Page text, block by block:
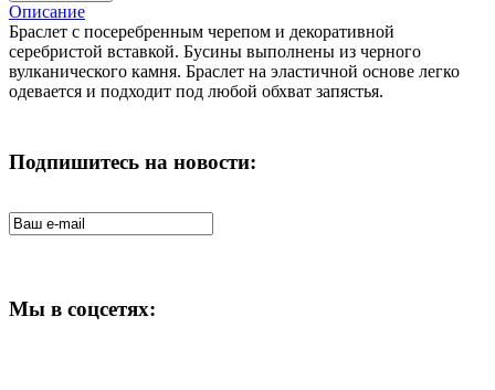
Описание
Браслет с посеребренным черепом и декоративной
серебристой вставкой. Бусины выполнены из черного
вулканического камня. Браслет на эластичной основе легко
одевается и подходит под любой обхват запястья.
Подпишитесь на новости:
Мы в соцсетях: